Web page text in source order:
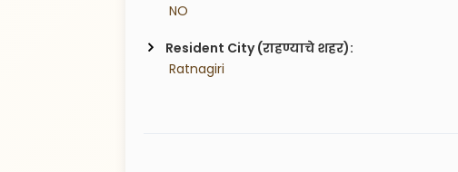
NO
Resident City (राहण्याचे शहर):
Ratnagiri